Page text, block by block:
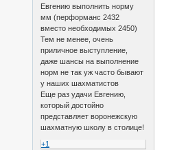
Евгению выполнить норму
мм (перформанс 2432
вместо необходимых 2450)
Тем не менее, очень
приличное выступление,
даже шансы на выполнение
норм не так уж часто бывают
у наших шахматистов
Еще раз удачи Евгению,
который достойно
представляет воронежскую
шахматную школу в столице!
+1